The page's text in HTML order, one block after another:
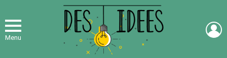
Menu